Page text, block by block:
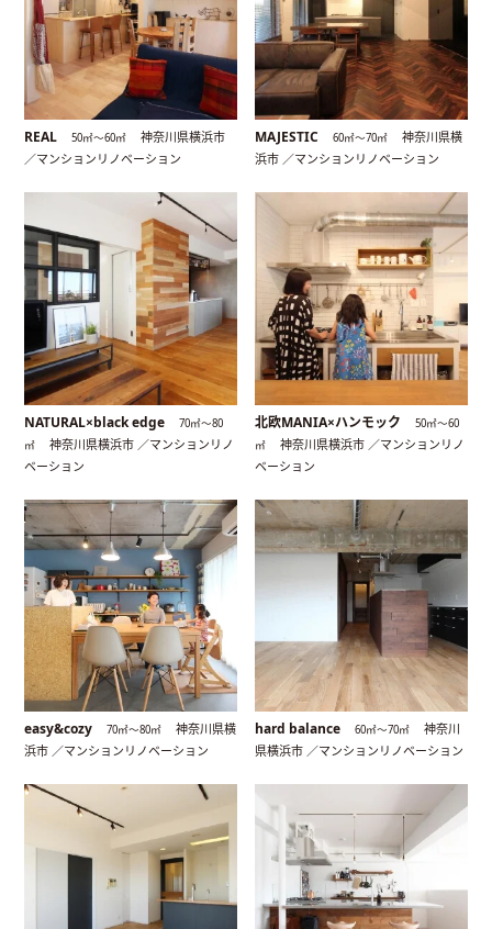
REAL 50㎡〜60㎡
神奈川県横浜市
／マンションリノベーション
MAJESTIC 60㎡〜70㎡
神奈川県横
浜市 ／マンションリノベーション
NATURAL×black edge
70㎡〜80
㎡
神奈川県横浜市 ／マンションリノ
ベーション
北欧MANIA×ハンモック
50㎡〜60
㎡
神奈川県横浜市 ／マンションリノ
ベーション
easy&cozy 70㎡〜80㎡
神奈川県横
浜市 ／マンションリノベーション
hard balance 60㎡〜70㎡
神奈川
県横浜市 ／マンションリノベーション